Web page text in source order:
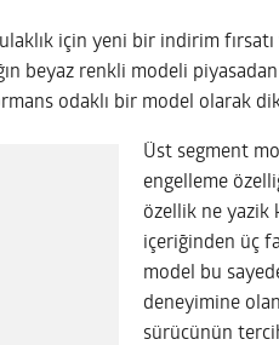
için yeni bir indirim fırsatı
beyaz renkli modeli
odaklı bir model olarak
Üst segment
engelleme
özellik ne yazik
içeriğinden üç
model bu
deneyimine
sürücünün